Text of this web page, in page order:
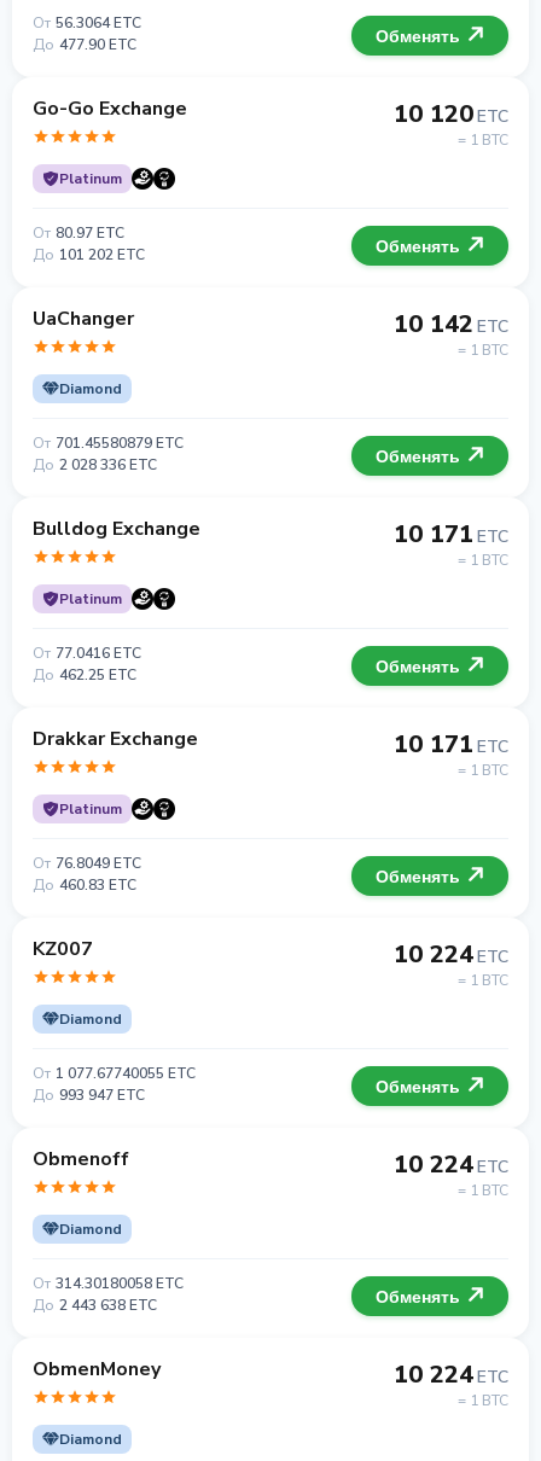
От 56.3064 ETC
До 477.90 ETC Обменять
Go-Go Exchange
Platinum
10 120ETC
= 1 BTC
От 80.97 ETC
До 101 202 ETC Обменять
UaChanger
Diamond
10 142 ETC
= 1 BTC
От 701.45580879 ETC
До 2 028 336 ETC Обменять
Bulldog Exchange
Platinum
10 171 ETC
= 1 BTC
От 77.0416 ETC
До 462.25 ETC Обменять
Drakkar Exchange
Platinum
10 171 ETC
= 1 BTC
От 76.8049 ETC
До 460.83 ETC Обменять
KZ007
Diamond
10 224ETC
= 1 BTC
От 1 077.67740055 ETC
До 993 947 ETC Обменять
Obmenoff
Diamond
10 224ETC
= 1 BTC
От 314.30180058 ETC
До 2 443 638 ETC Обменять
ObmenMoney
Diamond
10 224ETC
= 1 BTC